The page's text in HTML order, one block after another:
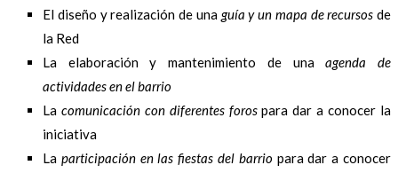
El diseño y realización de una guía y un mapa de recursos de
la Red
La elaboración y mantenimiento de unaagenda de
actividades en el barrio
La comunicación con diferentes forospara dar a conocer la
iniciativa
La participación en las fiestas del barriopara dar a conocer